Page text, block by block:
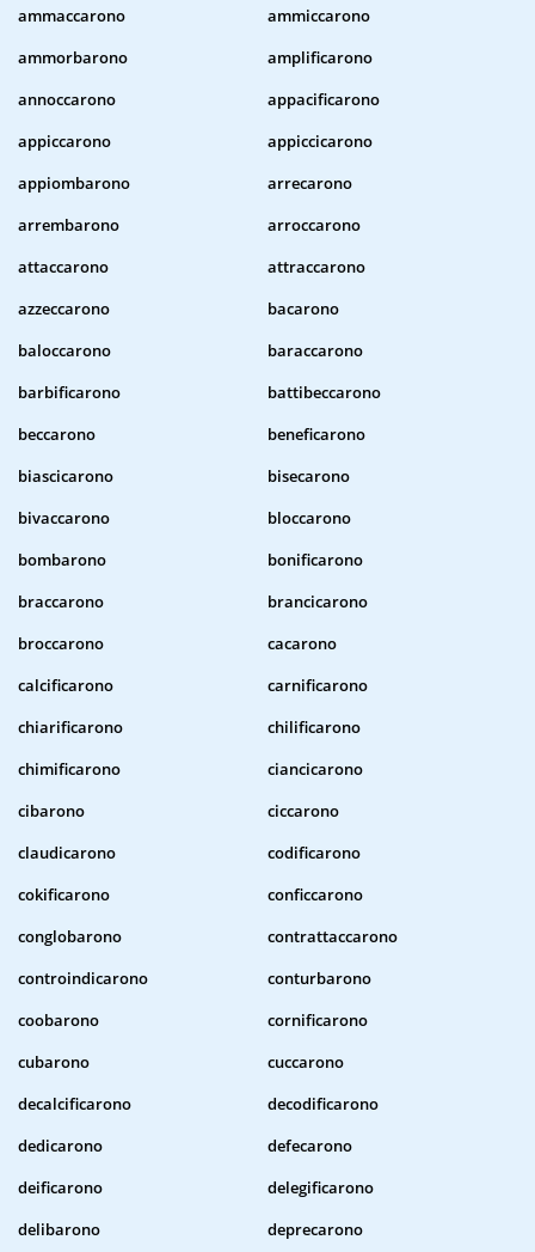
ammaccarono
ammiccarono
ammorbarono
amplificarono
annoccarono
appacificarono
appiccarono
appiccicarono
appiombarono
arrecarono
arrembarono
arroccarono
attaccarono
attraccarono
azzeccarono
bacarono
baloccarono
baraccarono
barbificarono
battibeccarono
beccarono
beneficarono
biascicarono
bisecarono
bivaccarono
bloccarono
bombarono
bonificarono
braccarono
brancicarono
broccarono
cacarono
calcificarono
carnificarono
chiarificarono
chilificarono
chimificarono
ciancicarono
cibarono
ciccarono
claudicarono
codificarono
cokificarono
conficcarono
conglobarono
contrattaccarono
controindicarono
conturbarono
coobarono
cornificarono
cubarono
cuccarono
decalcificarono
decodificarono
dedicarono
defecarono
deificarono
delegificarono
delibarono
deprecarono